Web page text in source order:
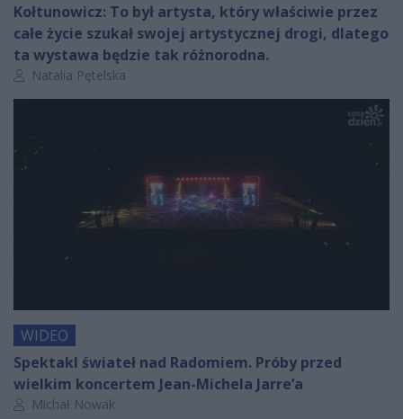
Kołtunowicz: To był artysta, który właściwie przez
całe życie szukał swojej artystycznej drogi, dlatego
ta wystawa będzie tak różnorodna.
Autor artykułu:
Natalia Pętelska
WIDEO
Spektakl świateł nad Radomiem. Próby przed
wielkim koncertem Jean-Michela Jarre’a
Autor artykułu:
Michał Nowak